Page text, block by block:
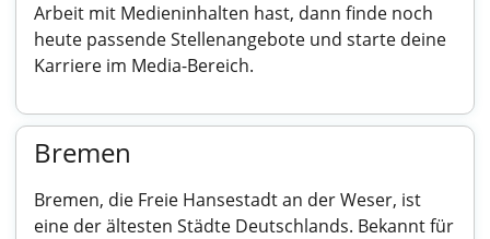
Arbeit mit Medieninhalten hast, dann finde noch
heute passende Stellenangebote und starte deine
Karriere im Media-Bereich.
Bremen
Bremen, die Freie Hansestadt an der Weser, ist
eine der ältesten Städte Deutschlands. Bekannt für